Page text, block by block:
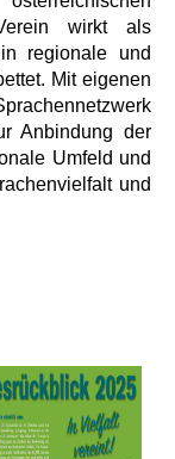
wirkt als
regionale und
Mit eigenen
Anbindung der
Umfeld und
und